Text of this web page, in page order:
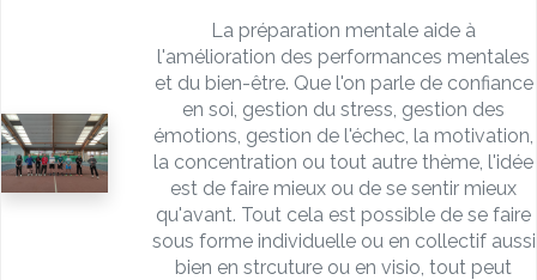
La préparation mentale aide à
l'amélioration des performances mentales
et du bien-être. Que l'on parle de confiance
en soi, gestion du stress, gestion des
émotions, gestion de l'échec, la motivation,
la concentration ou tout autre thème, l'idée
est de faire mieux ou de se sentir mieux
qu'avant. Tout cela est possible de se faire
sous forme individuelle ou en collectif aussi
bien en strcuture ou en visio, tout peut